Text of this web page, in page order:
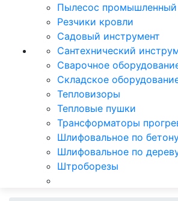
Пылесос промышленный
Резчики кровли
Садовый инструмент
Сантехнический
Сварочное
Складское
Тепловизоры
Тепловые пушки
Трансформаторы
Шлифовальное по
Шлифовальное по
Штроборезы